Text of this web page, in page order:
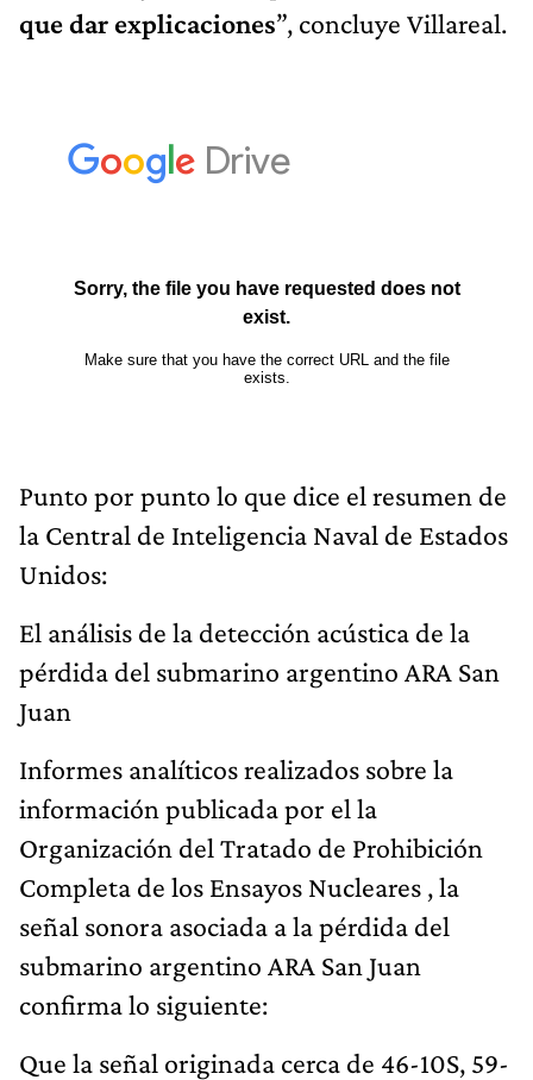
que dar explicaciones”, concluye Villareal.
Punto por punto lo que dice el resumen de
la Central de Inteligencia Naval de Estados
Unidos:
El análisis de la detección acústica de la
pérdida del submarino argentino ARA San
Juan
Informes analíticos realizados sobre la
información publicada por el la
Organización del Tratado de Prohibición
Completa de los Ensayos Nucleares , la
señal sonora asociada a la pérdida del
submarino argentino ARA San Juan
confirma lo siguiente:
Que la señal originada cerca de 46-10S, 59-